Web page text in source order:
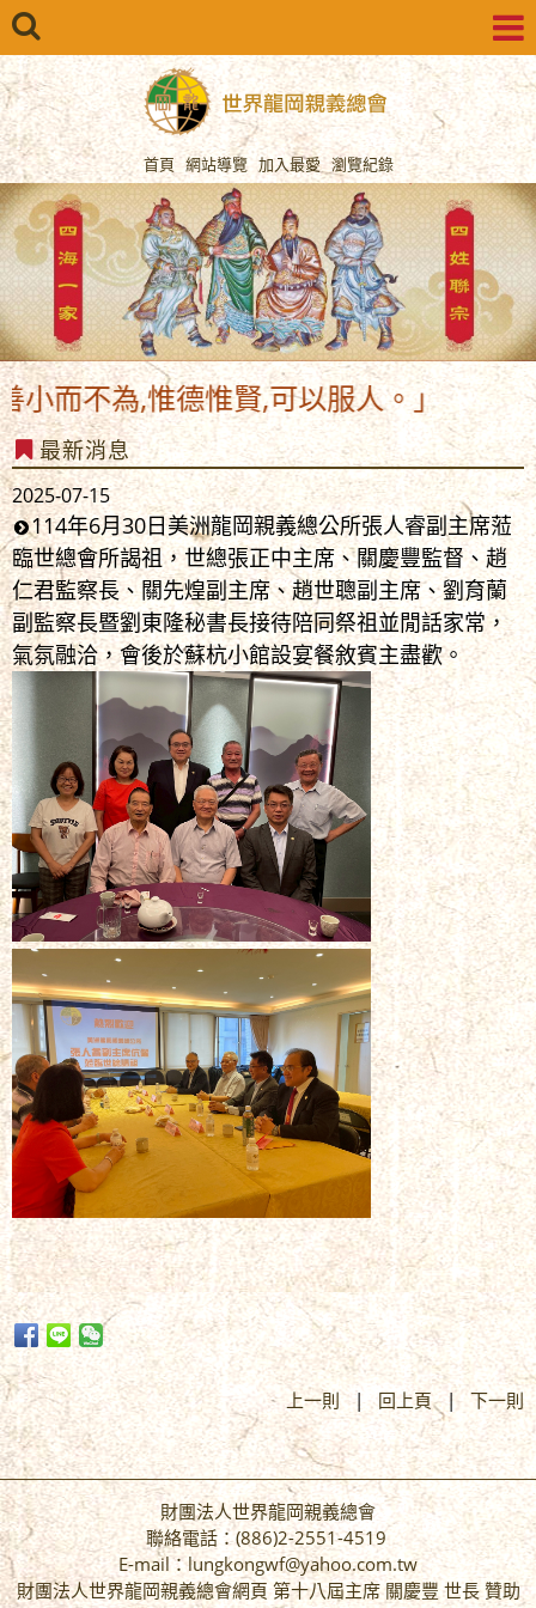
首頁 網站導覽 加入最愛 瀏覽紀錄
不為,惟德惟賢,可以服人。」
最新消息
2025-07-15
114年6月30日美洲龍岡親義總公所張人睿副主席蒞
臨世總會所謁祖，世總張正中主席、關慶豐監督、趙
仁君監察長、關先煌副主席、趙世聰副主席、劉育蘭
副監察長暨劉東隆秘書長接待陪同祭祖並閒話家常，
氣氛融洽，會後於蘇杭小館設宴餐敘賓主盡歡。
上一則|回上頁| 下一則
財團法人世界龍岡親義總會
聯絡電話：(886)2-2551-4519
E-mail：lungkongwf@yahoo.com.tw
財團法人世界龍岡親義總會網頁 第十八屆主席 關慶豐 世長 贊助